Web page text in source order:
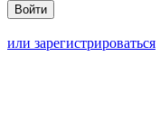
или зарегистрироваться